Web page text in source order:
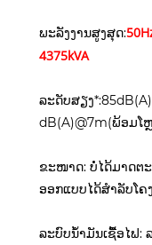
ພະລັງງານສູງສຸດ:
4375kVA
ລະດັບສຽງ
dB(A)@7m(ພ້ອມໂ
ຂະໜາດ: ບໍ່ໄດ້ມາດຕ
ອອກແບບໄດ້ສຳລັບໂຄ
ລະບົບນໍ້າມັນເຊື້ອໄຟ: